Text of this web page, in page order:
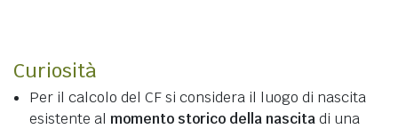
Curiosità
Per il calcolo del CF si considera il luogo di nascita
esistente al momento storico della nascitadi una